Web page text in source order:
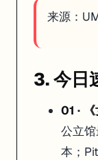
来源：
3. 今日
01 ·
公立
本；